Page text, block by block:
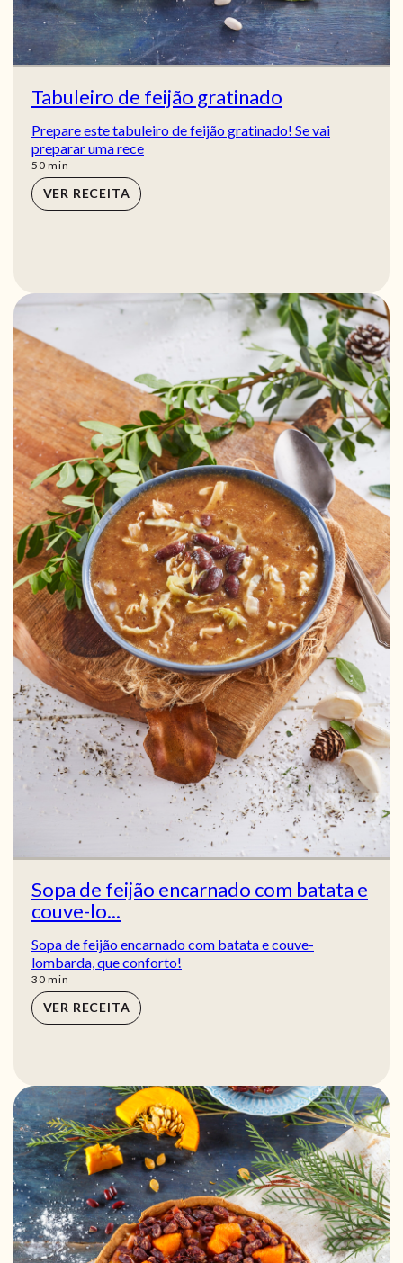
Tabuleiro de feijão gratinado
Prepare este tabuleiro de feijão gratinado! Se vai
preparar uma rece
50min
min
VER RECEITA
Sopa de feijão encarnado com batata e
couve-lo...
Sopa de feijão encarnado com batata e couve-
lombarda, que conforto!
30min
min
VER RECEITA